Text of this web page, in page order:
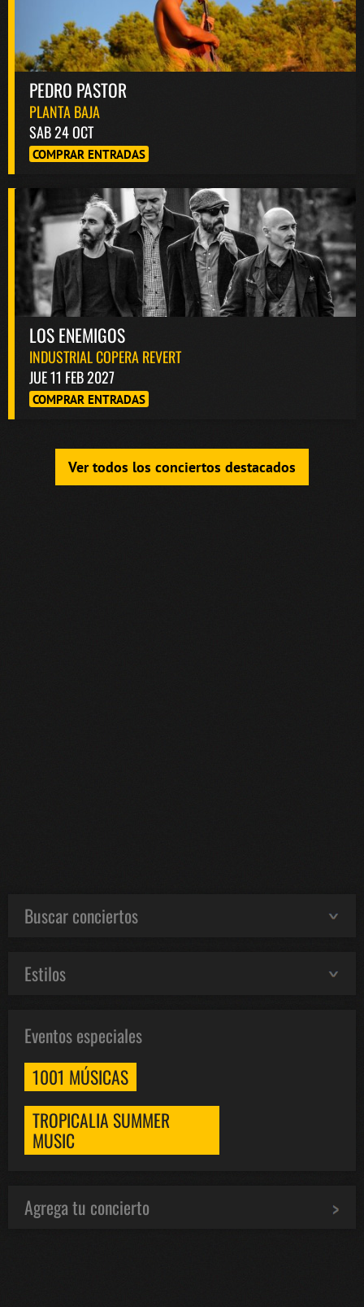
PEDRO PASTOR
PLANTA BAJA
SAB 24 OCT
COMPRAR ENTRADAS
LOS ENEMIGOS
INDUSTRIAL COPERA REVERT
JUE 11 FEB 2027
COMPRAR ENTRADAS
Ver todos los conciertos destacados
Buscar conciertos
Estilos
Eventos especiales
1001 MÚSICAS
TROPICALIA SUMMER
MUSIC
Agrega tu concierto